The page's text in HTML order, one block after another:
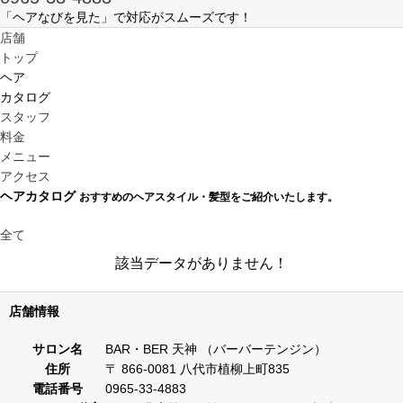
「ヘアなびを見た」で対応がスムーズです！
店舗
トップ
ヘア
カタログ
スタッフ
料金
メニュー
アクセス
ヘアカタログ おすすめのヘアスタイル・髪型をご紹介いたします。
全て
該当データがありません！
店舗情報
サロン名
BAR・BER 天神 （バーバーテンジン）
住所
〒 866-0081 八代市植柳上町835
電話番号
0965-33-4883